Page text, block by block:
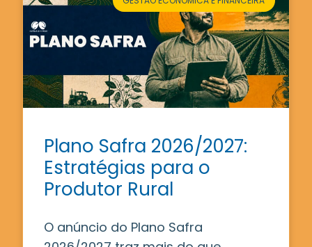
Plano Safra 2026/2027:
Estratégias para o
Produtor Rural
O anúncio do Plano Safra